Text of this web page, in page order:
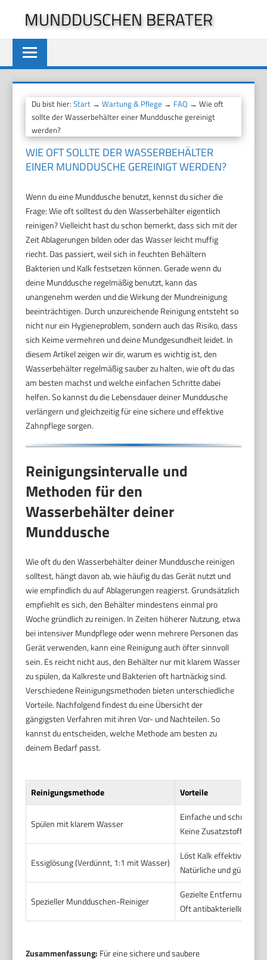
springen
MUNDDUSCHEN BERATER
Du bist hier:Start →Wartung & Pflege → FAQ → Wie oft
sollte der Wasserbehälter einer Munddusche gereinigt
werden?
WIE OFT SOLLTE DER WASSERBEHÄLTER
EINER MUNDDUSCHE GEREINIGT WERDEN?
Wenn du eine Munddusche benutzt, kennst du sicher die
Frage: Wie oft solltest du den Wasserbehälter eigentlich
reinigen? Vielleicht hast du schon bemerkt, dass sich mit der
Zeit Ablagerungen bilden oder das Wasser leicht muffig
riecht. Das passiert, weil sich in feuchten Behältern
Bakterien und Kalk festsetzen können. Gerade wenn du
deine Munddusche regelmäßig benutzt, kann das
unangenehm werden und die Wirkung der Mundreinigung
beeinträchtigen. Durch unzureichende Reinigung entsteht so
nicht nur ein Hygieneproblem, sondern auch das Risiko, dass
sich Keime vermehren und deine Mundgesundheit leidet. In
diesem Artikel zeigen wir dir, warum es wichtig ist, den
Wasserbehälter regelmäßig sauber zu halten, wie oft du das
am besten machst und welche einfachen Schritte dabei
helfen. So kannst du die Lebensdauer deiner Munddusche
verlängern und gleichzeitig für eine sichere und effektive
Zahnpflege sorgen.
Reinigungsintervalle und
Methoden für den
Wasserbehälter deiner
Munddusche
Wie oft du den Wasserbehälter deiner Munddusche reinigen
solltest, hängt davon ab, wie häufig du das Gerät nutzt und
wie empfindlich du auf Ablagerungen reagierst. Grundsätzlich
empfiehlt es sich, den Behälter mindestens einmal pro
Woche gründlich zu reinigen. In Zeiten höherer Nutzung, etwa
bei intensiver Mundpflege oder wenn mehrere Personen das
Gerät verwenden, kann eine Reinigung auch öfter sinnvoll
sein. Es reicht nicht aus, den Behälter nur mit klarem Wasser
zu spülen, da Kalkreste und Bakterien oft hartnäckig sind.
Verschiedene Reinigungsmethoden bieten unterschiedliche
Vorteile. Nachfolgend findest du eine Übersicht der
gängigsten Verfahren mit ihren Vor- und Nachteilen. So
kannst du entscheiden, welche Methode am besten zu
deinem Bedarf passt.
Reinigungsmethode Vorteile
Spülen mit klarem Wasser
Einfache und schnelle
Keine Zusatzstoffe nötig
Essiglösung (Verdünnt, 1:1 mit Wasser)
Löst Kalk effektiv auf
Natürliche und günstige
Spezieller Mundduschen-Reiniger
Gezielte Entfernung
Oft antibakterielle
Zusammenfassung: Für eine sichere und saubere